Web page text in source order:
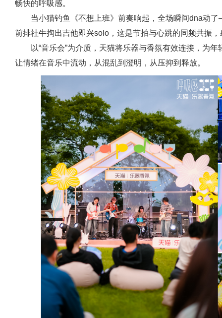
畅快的呼吸感。
当小猫钓鱼《不想上班》前奏响起，全场瞬间dna动
前排社牛掏出吉他即兴solo，这是节拍与心跳的同频共振
以“音乐会”为介质，天猫将乐器与香氛有效连接，为
让情绪在音乐中流动，从混乱到澄明，从压抑到释放。